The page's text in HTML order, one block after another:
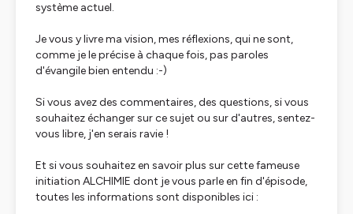
système actuel.
Je vous y livre ma vision, mes réflexions, qui ne sont,
comme je le précise à chaque fois, pas paroles
d'évangile bien entendu :-)
Si vous avez des commentaires, des questions, si vous
souhaitez échanger sur ce sujet ou sur d'autres, sentez-
vous libre, j'en serais ravie !
Et si vous souhaitez en savoir plus sur cette fameuse
initiation ALCHIMIE dont je vous parle en fin d'épisode,
toutes les informations sont disponibles ici :